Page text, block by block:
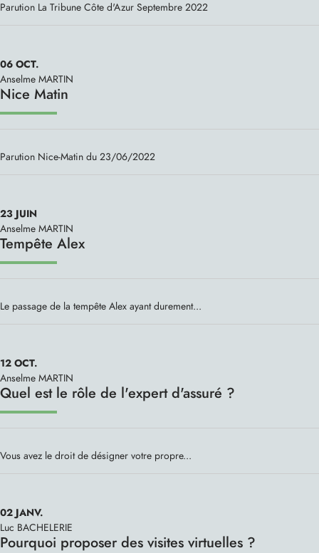
Parution La Tribune Côte d'Azur Septembre 2022
06 OCT.
Anselme MARTIN
Nice Matin
Parution Nice-Matin du 23/06/2022
23 JUIN
Anselme MARTIN
Tempête Alex
Le passage de la tempête Alex ayant durement...
12 OCT.
Anselme MARTIN
Quel est le rôle de l'expert d'assuré ?
Vous avez le droit de désigner votre propre...
02 JANV.
Luc BACHELERIE
Pourquoi proposer des visites virtuelles ?